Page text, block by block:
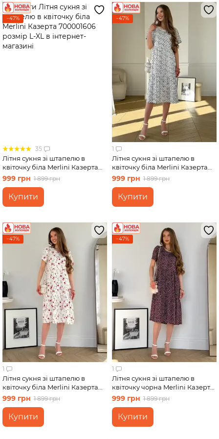
−47%
35
Літня сукня зі штапелю в
квіточку біла Merlini Казерта
700001606 розмір L-XL
999 грн 1 899 грн
Купити
−47%
1
Літня сукня зі штапелю в
квіточку біла Merlini Казерта
700001883 розмір S-M
999 грн 1 899 грн
Купити
−47%
1
Літня сукня зі штапелю в
квіточку біла Merlini Казерта
700001888 розмір S-M
999 грн 1 899 грн
Купити
−47%
1
Літня сукня зі штапелю в
квіточку чорна Merlini Казерта
700001884 розмір L-XL
999 грн 1 899 грн
Купити